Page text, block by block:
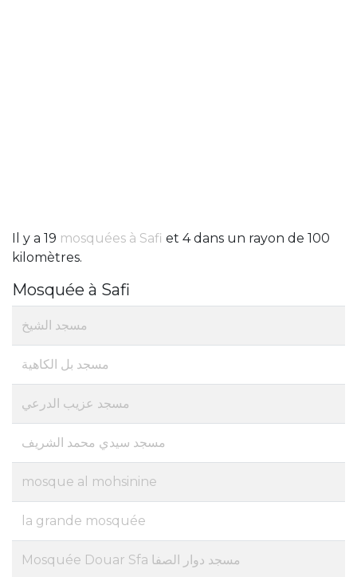
Il y a 19 mosquées à Safi et 4 dans un rayon de 100
kilomètres.
Mosquée à Safi
مسجد الشيخ
مسجد بل الكاهية
مسجد عزيب الدرعي
مسجد سيدي محمد الشريف
mosque al mohsinine
la grande mosquée
Mosquée Douar Sfa مسجد دوار الصفا